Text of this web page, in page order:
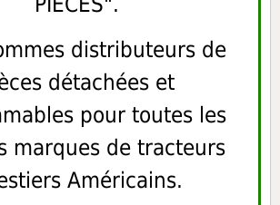
distributeurs de
détachées et
pour toutes les
marques de tracteurs
Américains.